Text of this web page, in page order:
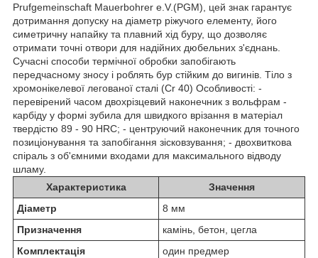
Prufgemeinschaft Mauerbohrer e.V.(PGM), цей знак гарантує
дотримання допуску на діаметр ріжучого елементу, його
симетричну напайку та плавний хід буру, що дозволяє
отримати точні отвори для надійних дюбельних з'єднань.
Сучасні способи термічної обробки запобігають
передчасному зносу і роблять бур стійким до вигинів. Тіло з
хромонікелевої легованої сталі (Cr 40) Особливості: -
перевірений часом двохрізцевий наконечник з вольфрам -
карбіду у формі зубила для швидкого врізання в матеріал
твердістю 89 - 90 HRC; - центруючий наконечник для точного
позиціонування та запобігання зісковзування; - двохвиткова
спіраль з об'ємними входами для максимального відводу
шламу.
Характеристика
Значення
Діаметр
8 мм
Призначення
камінь, бетон, цегла
Комплектація
один предмер